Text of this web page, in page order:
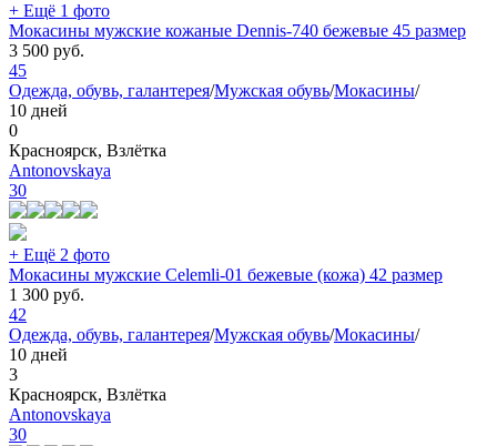
+ Ещё 1 фото
Мокасины мужские кожаные Dennis-740 бежевые 45 размер
3 500 руб.
45
Одежда, обувь, галантерея/Мужская обувь/Мокасины/
10 дней
0
Красноярск, Взлётка
Antonovskaya
30
+ Ещё 2 фото
Мокасины мужские Celemli-01 бежевые (кожа) 42 размер
1 300 руб.
42
Одежда, обувь, галантерея/Мужская обувь/Мокасины/
10 дней
3
Красноярск, Взлётка
Antonovskaya
30